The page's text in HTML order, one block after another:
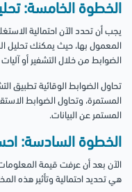
الخطوة الخامسة:
يجب أن تحدد الآن احتمالية
المعمول بها، حيث يمكنك تحليل
الضوابط من خلال التشفير أو
تحاول الضوابط الوقائية تطبيق
المستمرة، وتحاول الضوابط
المستمر عن البيانات.
الخطوة السادسة:
الآن بعد أن عرفت قيمة
هي تحديد احتمالية وتأثير هذه